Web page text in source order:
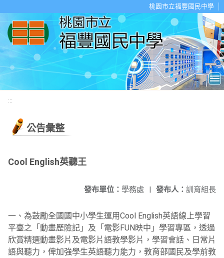
桃園市立福豐國民中學
:::
公告彙整
Cool English英聽王
發布人： 訓育組長
發布單位： 學務處 |
一、為鼓勵全國國中小學生運用Cool English英語線上學習
平臺之「動畫歷險記」及「電影FUN映中」學習專區，透過
欣賞精選動畫影片及電影片語教學影片，學習會話、日常片
語與聽力，俾加強學生英語聽力能力，教育部國民及學前教